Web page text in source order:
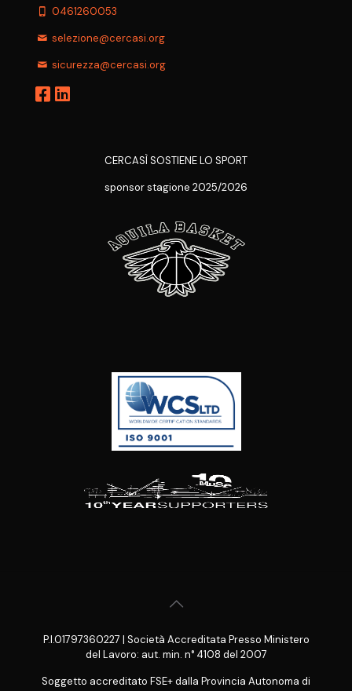
0461260053
selezione@cercasi.org
sicurezza@cercasi.org
CERCASÌ SOSTIENE LO SPORT
sponsor stagione 2025/2026
P.I.01797360227 | Società Accreditata Presso Ministero
del Lavoro: aut. min. n° 4108 del 2007
Soggetto accreditato FSE+ dalla Provincia Autonoma di